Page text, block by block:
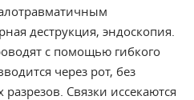
деструкция, эндоскопия.
с помощью гибкого
через рот, без
Связки иссекаются